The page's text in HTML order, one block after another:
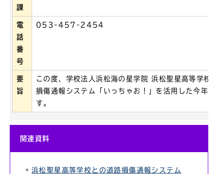
課
電
話
番
号
053-457-2454
要
旨
この度、学校法人浜松海の星学院 浜松聖星高等学校
損傷通報システム「いっちゃお！」を活用した今年
す。
関連資料
浜松聖星高等学校との道路損傷通報システム